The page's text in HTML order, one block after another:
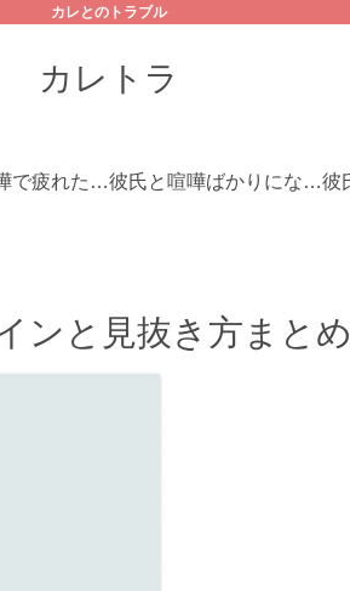
カレとのトラブル
カレトラ
彼氏との喧嘩で疲れた時に実践できる乗り越え方と対策 彼氏と喧嘩ばかりになってしまう原因とは？
ンと見抜き方まとめ